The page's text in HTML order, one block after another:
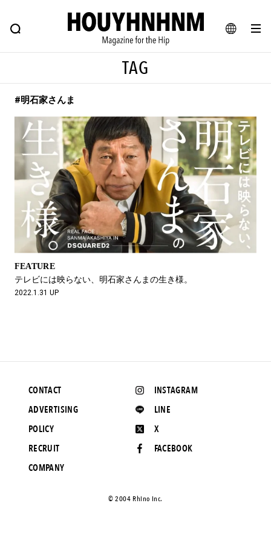
JA
FEATURE BLOG SNAP
ヒップなファッション、カルチャー、ライフスタイルWEBマガジン
#注目のタグ
#SHOPPING ADDICT #憧れの逸品
#ESSENTIAL DESIGNS #古着サミット
#NEW VINTAGE #マイナーグッド図鑑
#路地裏てぃーん。 #MONTHLY JOURNAL
#GH 銘品の所以 #フイナムのYouTube
#Commune H #FOCUS IT #AH.H
#ととけん #FASHION #MUSIC #MOVIE
#LIFESTYLE
#SPORTS
TAG
#明石家さんま
FEATURE
テレビには映らない、明石家さんまの生き様。
2022.1.31 UP
INSTAGRAM
LINE
X
FACEBOOK
CONTACT
ADVERTISING
POLICY
RECRUIT
COMPANY
©️ 2004 Rhino Inc.